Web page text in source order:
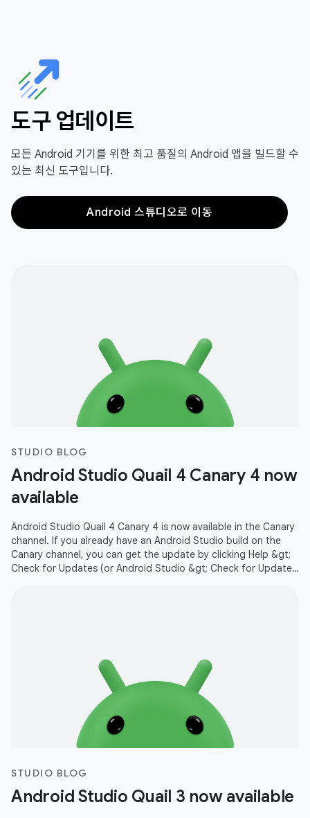
도구 업데이트
모든 Android 기기를 위한 최고 품질의 Android 앱을 빌드할 수
있는 최신 도구입니다.
Android 스튜디오로 이동
STUDIO BLOG
Android Studio Quail 4 Canary 4 now
available
Android Studio Quail 4 Canary 4 is now available in the Canary
channel. If you already have an Android Studio build on the
Canary channel, you can get the update by clicking Help &gt;
Check for Updates (or Android Studio &gt; Check for Updates
STUDIO BLOG
Android Studio Quail 3 now available